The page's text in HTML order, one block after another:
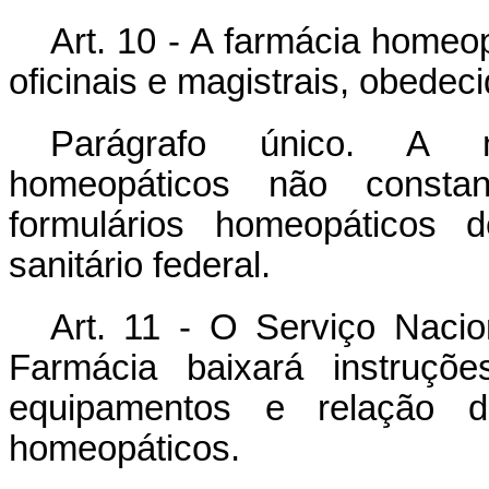
Art. 10 - A farmácia
oficinais e magistrais,
Parágrafo único. A
homeopáticos não
formulários homeopáticos
sanitário federal.
Art. 11 - O Serviço
Farmácia baixará
equipamentos e relação
homeopáticos.